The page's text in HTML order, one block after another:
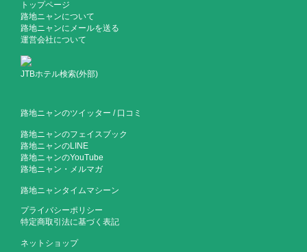
トップページ
路地ニャンについて
路地ニャンにメールを送る
運営会社について
JTBホテル検索(外部)
路地ニャンのツイッター / 口コミ
路地ニャンのフェイスブック
路地ニャンのLINE
路地ニャンのYouTube
路地ニャン・メルマガ
路地ニャンタイムマシーン
プライバシーポリシー
特定商取引法に基づく表記
ネットショップ